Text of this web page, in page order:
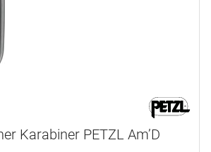
Karabiner PETZL Am’D